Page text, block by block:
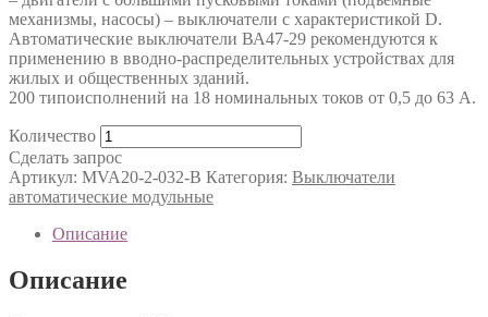
механизмы, насосы) – выключатели с характеристикой D.
Автоматические выключатели ВА47-29 рекомендуются к
применению в вводно-распределительных устройствах для
жилых и общественных зданий.
200 типоисполнений на 18 номинальных токов от 0,5 до 63 А.
Количество
Сделать запрос
Артикул: MVA20-2-032-B Категория: Выключатели
автоматические модульные
Описание
Описание